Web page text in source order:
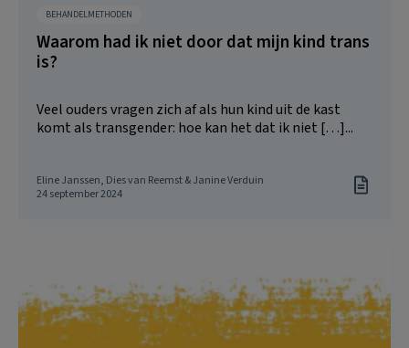
BEHANDELMETHODEN
Waarom had ik niet door dat mijn kind trans
is?
Veel ouders vragen zich af als hun kind uit de kast
komt als transgender: hoe kan het dat ik niet […]...
Eline Janssen, Dies van Reemst & Janine Verduin
24 september 2024